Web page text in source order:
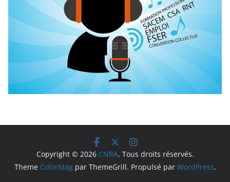
Copyright © 2026 CNRA. Tous droits réservés.
Theme ColorMagpar ThemeGrill. Propulsé par WordPress.